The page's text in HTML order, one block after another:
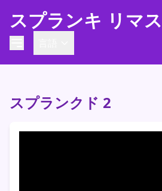
スプランキ リマ
スプランクド 2